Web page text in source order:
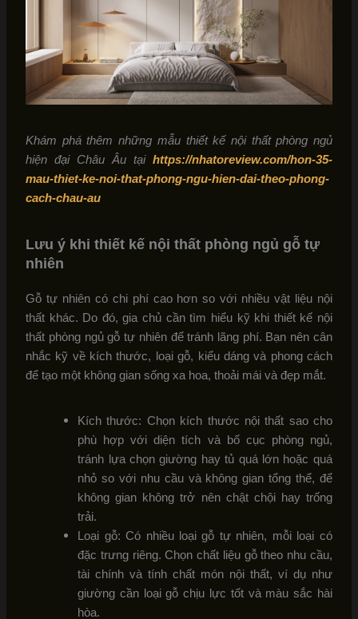
Khám phá thêm những mẫu thiết kế nội thất phòng ngủ
hiện đại Châu Âu tại https://nhatoreview.com/hon-35-
mau-thiet-ke-noi-that-phong-ngu-hien-dai-theo-phong-
cach-chau-au
Lưu ý khi thiết kế nội thất phòng ngủ gỗ tự
nhiên
Gỗ tự nhiên có chi phí cao hơn so với nhiều vật liệu nội
thất khác. Do đó, gia chủ cần tìm hiểu kỹ khi thiết kế nội
thất phòng ngủ gỗ tự nhiên để tránh lãng phí. Bạn nên cân
nhắc kỹ về kích thước, loại gỗ, kiểu dáng và phong cách
để tạo một không gian sống xa hoa, thoải mái và đẹp mắt.
Kích thước: Chọn kích thước nội thất sao cho
phù hợp với diện tích và bố cục phòng ngủ,
tránh lựa chọn giường hay tủ quá lớn hoặc quá
nhỏ so với nhu cầu và không gian tổng thể, để
không gian không trở nên chật chội hay trống
trải.
Loại gỗ: Có nhiều loại gỗ tự nhiên, mỗi loại có
đặc trưng riêng. Chọn chất liệu gỗ theo nhu cầu,
tài chính và tính chất món nội thất, ví dụ như
giường cần loại gỗ chịu lực tốt và màu sắc hài
hòa.